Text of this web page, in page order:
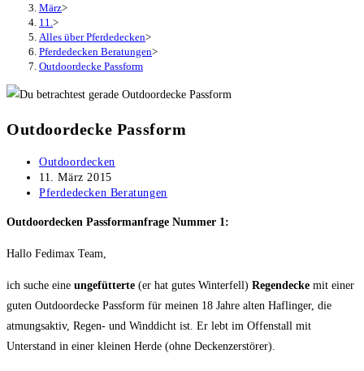
März>
11. >
Alles über Pferdedecken>
Pferdedecken Beratungen>
Outdoordecke Passform
Outdoordecke Passform
Beitrags-
Autor:
Outdoordecken
Beitrag
veröffentlicht:
11. März 2015
Beitrags-
Pferdedecken Beratungen
Outdoordecken Passformanfrage Nummer 1:
Hallo Fedimax Team,
ich suche eine ungefütterte (er hat gutes Winterfell) Regendecke mit einer
guten Outdoordecke Passform für meinen 18 Jahre alten Haflinger, die
atmungsaktiv, Regen- und Winddicht ist. Er lebt im Offenstall mit
Unterstand in einer kleinen Herde (ohne Deckenzerstörer).